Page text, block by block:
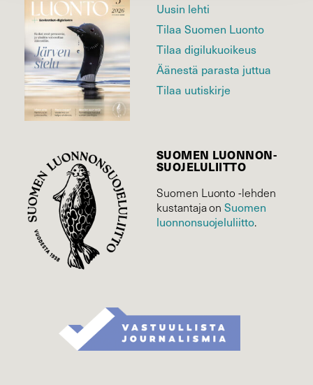
Uusin lehti
Tilaa Suomen Luonto
Tilaa digilukuoikeus
Äänestä parasta juttua
Tilaa uutiskirje
SUOMEN LUONNON­
SUOJELU­LIITTO
Suomen Luonto -lehden
kustantaja onSuomen
luonnonsuojelu­liitto.